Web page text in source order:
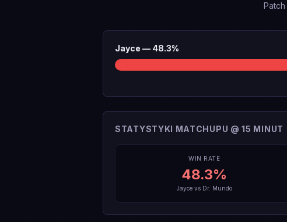
Patch
Jayce — 48.3%
STATYSTYKI MATCHUPU @ 15 MINUT
WIN RATE
48.3%
Jaycevs Dr. Mundo